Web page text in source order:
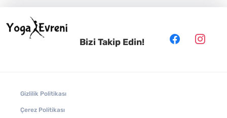
Sanskritçe: Hint Kültürünün Kutsal Dili
Bizi Takip Edin!
Gizlilik Politikası
Çerez Politikası